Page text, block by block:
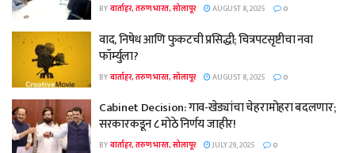
BYवार्ताहर, तरुण भारत, सोलापूर AUGUST 8, 2025 0
वाद, निषेध आणि फुकटची प्रसिद्धी; चित्रपटसृष्टीचा नवा
फॉर्म्युला?
BYवार्ताहर, तरुण भारत, सोलापूर AUGUST 8, 2025 0
Cabinet Decision: गाव-खेड्यांचा चेहरामोहरा बदलणार;
सरकारकडून ८ मोठे निर्णय जाहीर!
BYवार्ताहर, तरुण भारत, सोलापूर JULY 29, 2025 0